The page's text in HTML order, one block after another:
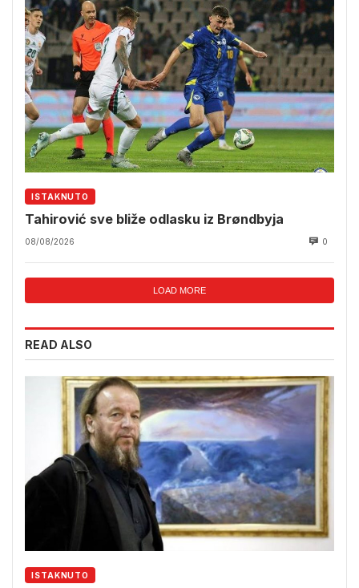
ISTAKNUTO
Tahirović sve bliže odlasku iz Brøndbyja
08/08/2026 0
LOAD MORE
READ ALSO
ISTAKNUTO